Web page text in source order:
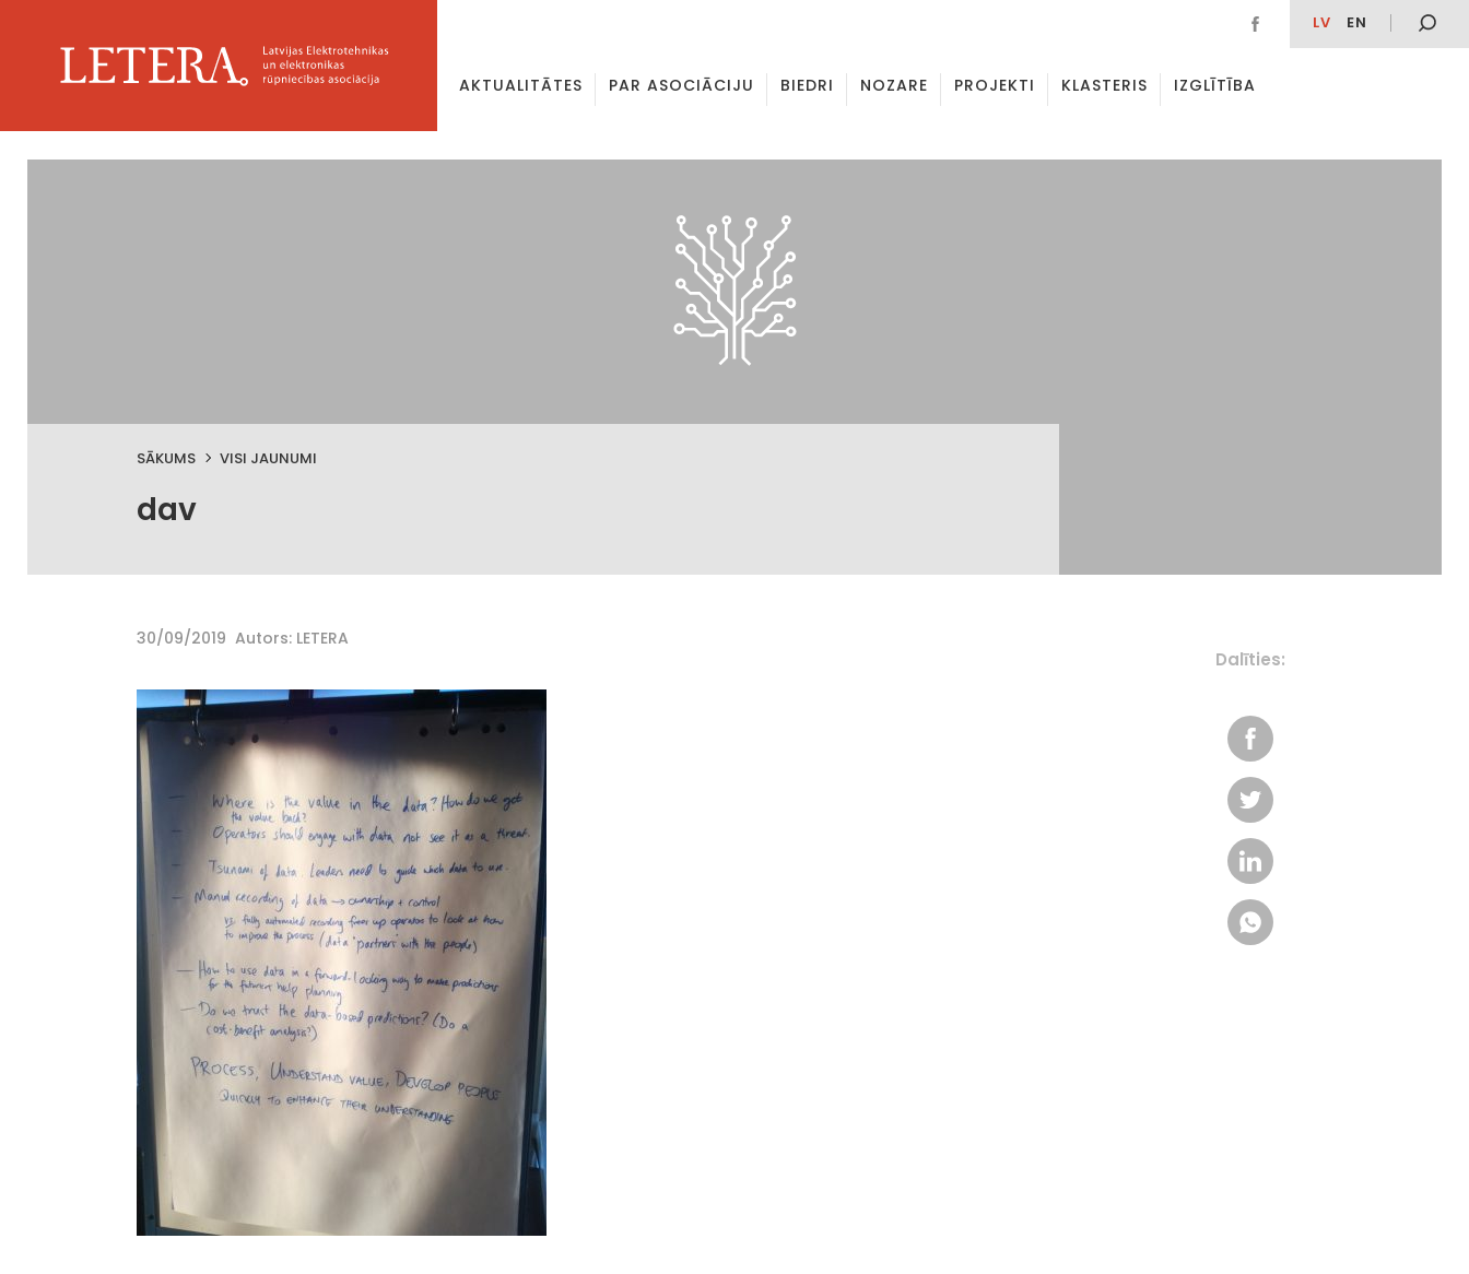
LV EN
AKTUALITĀTES PAR ASOCIĀCIJU BIEDRI NOZARE PROJEKTI KLASTERIS IZGLĪTĪBA
SĀKUMS VISI JAUNUMI
dav
30/09/2019 Autors: LETERA
Dalīties: